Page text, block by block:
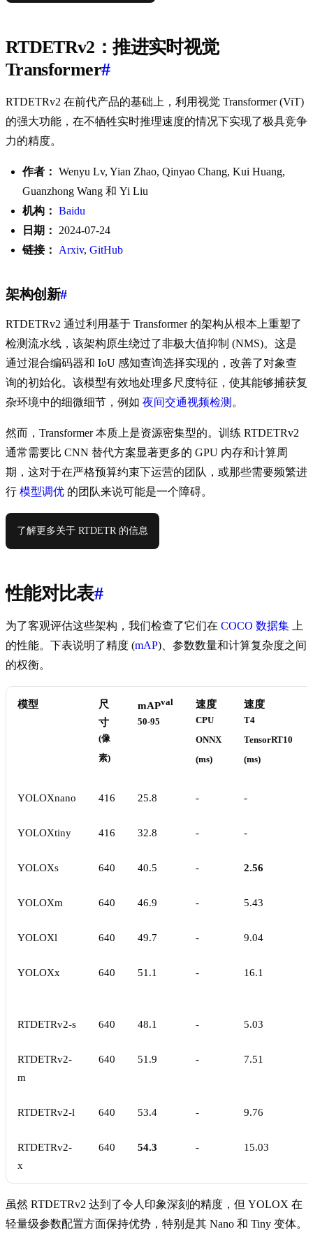
RTDETRv2：推进实时视觉
Transformer#
RTDETRv2 在前代产品的基础上，利用视觉 Transformer (ViT)
的强大功能，在不牺牲实时推理速度的情况下实现了极具竞争
力的精度。
作者： Wenyu Lv, Yian Zhao, Qinyao Chang, Kui Huang,
Guanzhong Wang 和 Yi Liu
机构： Baidu
日期：
2024-07-24
链接：
Arxiv, GitHub
架构创新#
RTDETRv2 通过利用基于 Transformer 的架构从根本上重塑了
检测流水线，该架构原生绕过了非极大值抑制 (NMS)。这是
通过混合编码器和 IoU 感知查询选择实现的，改善了对象查
询的初始化。该模型有效地处理多尺度特征，使其能够捕获复
杂环境中的细微细节，例如 夜间交通视频检测 。
然而，Transformer 本质上是资源密集型的。训练 RTDETRv2
通常需要比 CNN 替代方案显著更多的 GPU 内存和计算周
期，这对于在严格预算约束下运营的团队，或那些需要频繁进
行 模型调优 的团队来说可能是一个障碍。
了解更多关于 RTDETR 的信息
性能对比表#
为了客观评估这些架构，我们检查了它们在 COCO 数据集 上
的性能。下表说明了精度 (mAP)、参数数量和计算复杂度之间
的权衡。
模型
尺
寸
(像
素)
mAPval
50-95
速度
CPU
ONNX
(ms)
速度
T4
TensorRT10
(ms)
YOLOXnano 416 25.8 - -
YOLOXtiny 416 32.8 - -
YOLOXs 640 40.5 - 2.56
YOLOXm 640 46.9 - 5.43
YOLOXl 640 49.7 - 9.04
YOLOXx 640 51.1 - 16.1
RTDETRv2-s 640 48.1 - 5.03
RTDETRv2-
m
640 51.9 - 7.51
RTDETRv2-l 640 53.4 - 9.76
RTDETRv2-
x
640 54.3 - 15.03
虽然 RTDETRv2 达到了令人印象深刻的精度，但 YOLOX 在
轻量级参数配置方面保持优势，特别是其 Nano 和 Tiny 变体。